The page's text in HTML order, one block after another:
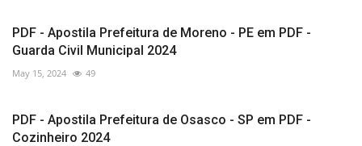
PDF - Apostila Prefeitura de Moreno - PE em PDF -
Guarda Civil Municipal 2024
May 15, 2024 49
PDF - Apostila Prefeitura de Osasco - SP em PDF -
Cozinheiro 2024